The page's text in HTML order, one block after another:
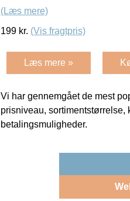
(Læs mere)
199 kr. (Vis fragtpris)
Læs mere »
Vi har gennemgået de mest
prisniveau, sortimentstørrelse,
betalingsmuligheder.